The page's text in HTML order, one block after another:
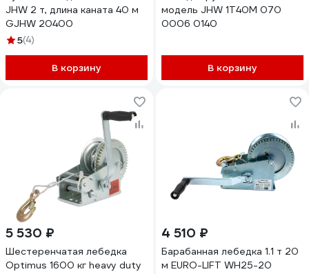
JHW 2 т, длина каната 40 м
GJHW 20400
5(4)
В корзину
модель JHW 1Т40М 070
0006 0140
В корзину
5 530 ₽
Шестеренчатая лебедка
Optimus 1600 кг heavy duty
4 510 ₽
Барабанная лебедка 1.1 т 20
м EURO-LIFT WH25-20